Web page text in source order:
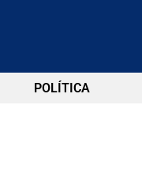
POLÍTICA